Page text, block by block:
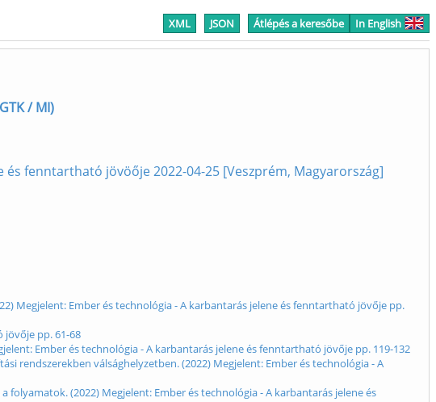
XML JSON Átlépés a keresőbe In English
/ MI)
fenntartható jövöője 2022-04-25 [Veszprém, Magyarország]
Megjelent: Ember és technológia - A karbantarás jelene és fenntartható jövője pp.
jövője pp. 61-68
Ember és technológia - A karbantarás jelene és fenntartható jövője pp. 119-132
rendszerekben válsághelyzetben. (2022) Megjelent: Ember és technológia - A
folyamatok. (2022) Megjelent: Ember és technológia - A karbantarás jelene és